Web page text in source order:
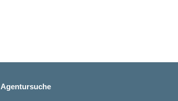
Agentursuche